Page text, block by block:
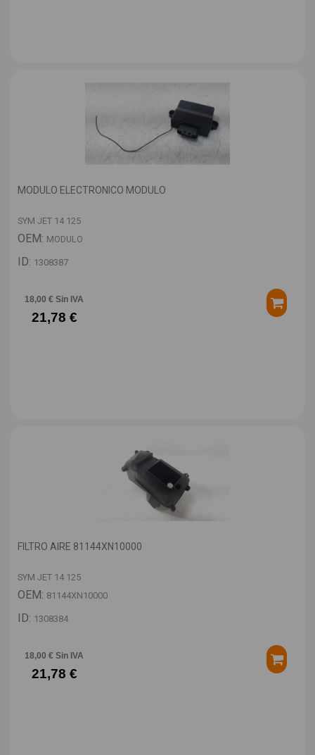
MODULO ELECTRONICO MODULO
SYM JET 14 125
OEM: MODULO
ID: 1308387
18,00 € Sin IVA
21,78 €
FILTRO AIRE 81144XN10000
SYM JET 14 125
OEM: 81144XN10000
ID: 1308384
18,00 € Sin IVA
21,78 €